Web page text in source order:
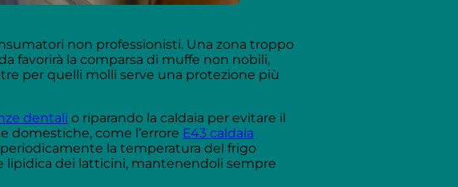
non professionisti. Una zona troppo
favorirà la comparsa di muffe non nobili,
per quelli molli serve una protezione più
dentali o riparando la caldaia per evitare il
domestiche, come l’errore E43 caldaia
la temperatura del frigo
lipidica dei latticini, mantenendoli sempre